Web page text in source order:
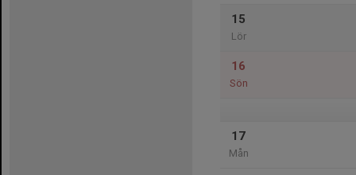
15
Lör
16
Sön
17
Mån